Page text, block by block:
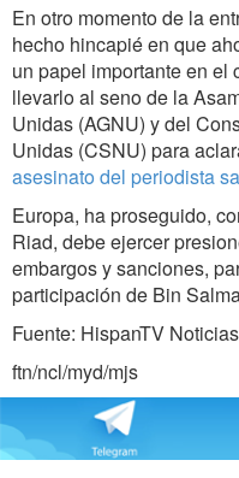
En otro momento de la
hecho hincapié en que
un papel importante en el
llevarlo al seno de la
Unidas (AGNU) y del
Unidas (CSNU) para
asesinato del periodista
Europa, ha proseguido,
Riad, debe ejercer
embargos y sanciones,
participación de Bin
Fuente: HispanTV Noticias
ftn/ncl/myd/mjs